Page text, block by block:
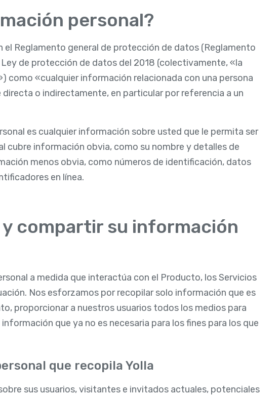
personal?
el Reglamento general de protección de datos (Reglamento
Ley de protección de datos del 2018 (colectivamente, «la
como «cualquier información relacionada con una persona
o indirectamente, en particular por referencia a un
es cualquier información sobre usted que le permita ser
cubre información obvia, como su nombre y detalles de
menos obvia, como números de identificación, datos
en línea.
y compartir su información
a medida que interactúa con el Producto, los Servicios
Nos esforzamos por recopilar solo información que es
proporcionar a nuestros usuarios todos los medios para
que ya no es necesaria para los fines para los que
que recopila Yolla
sus usuarios, visitantes e invitados actuales, potenciales